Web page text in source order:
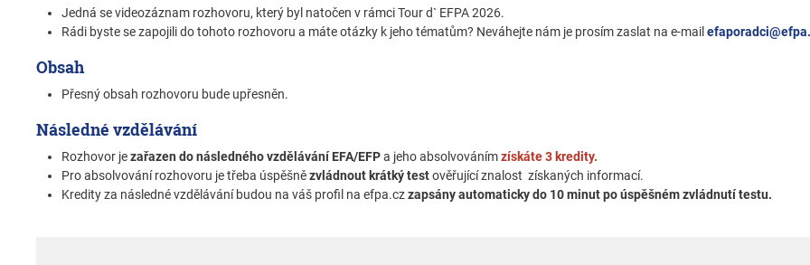
Jedná se videozáznam rozhovoru, který byl natočen v rámci Tour d` EFPA 2026.
Rádi byste se zapojili do tohoto rozhovoru a máte otázky k jeho tématům? Neváhejte nám je prosím zaslat na e-mail
Obsah
Přesný obsah rozhovoru bude upřesněn.
Následné vzdělávání
Rozhovor jezařazen do následného vzdělávání EFA/EFPa jeho absolvovánímzískáte 3 kredity.
Pro absolvování rozhovoru je třeba úspěšnězvládnout krátký testověřující znalost získaných informací.
Kredity za následné vzdělávání budou na váš profil na efpa.czzapsány automaticky do 10 minut po úspěšném zvládnutí testu.